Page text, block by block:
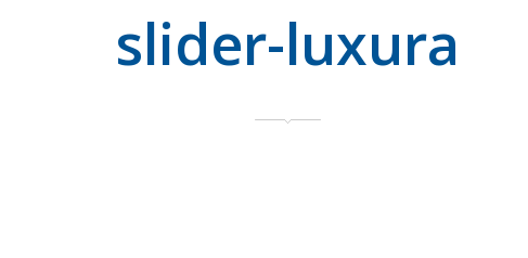
slider-luxura